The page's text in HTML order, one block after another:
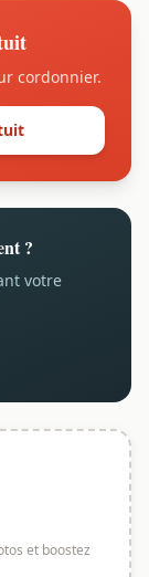
cordonnier.
?
votre
et boostez